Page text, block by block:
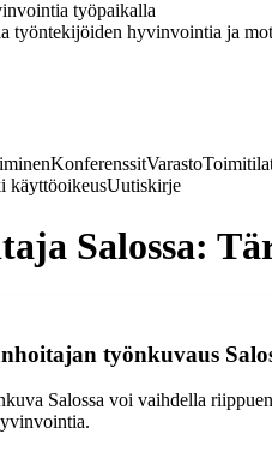
työpaikalla
työntekijöiden hyvinvointia ja
KonferenssitVarasto
käyttöoikeusUutiskirje
Salossa:
työnkuvaus
Salossa voi vaihdella